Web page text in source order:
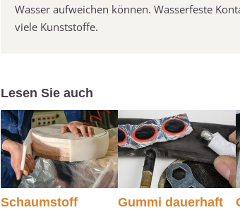
Wasser aufweichen können. Wasserfeste
viele Kunststoffe.
Lesen Sie auch
Schaumstoff
Gummi dauerhaft